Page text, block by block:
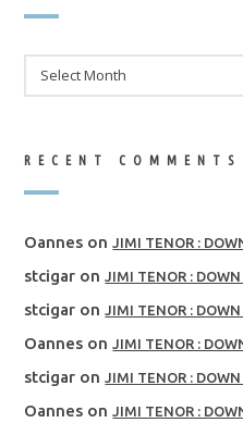
RECENT COMMENTS
Oannes onJIMI TENOR :
stcigar onJIMI TENOR :
stcigar onJIMI TENOR :
Oannes onJIMI TENOR :
stcigar onJIMI TENOR :
Oannes onJIMI TENOR :